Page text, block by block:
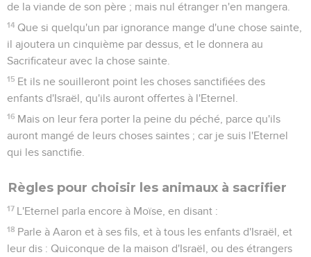
de la viande de son père ; mais nul étranger n'en mangera.
14 Que si quelqu'un par ignorance mange d'une chose sainte,
il ajoutera un cinquième par dessus, et le donnera au
Sacrificateur avec la chose sainte.
15 Et ils ne souilleront point les choses sanctifiées des
enfants d'Israël, qu'ils auront offertes à l'Eternel.
16 Mais on leur fera porter la peine du péché, parce qu'ils
auront mangé de leurs choses saintes ; car je suis l'Eternel
qui les sanctifie.
Règles pour choisir les animaux à sacrifier
17 L'Eternel parla encore à Moïse, en disant :
18 Parle à Aaron et à ses fils, et à tous les enfants d'Israël, et
leur dis : Quiconque de la maison d'Israël, ou des étrangers